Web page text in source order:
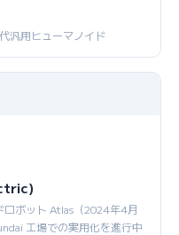
汎用ヒューマノイド
ロボット Atlas（2024年4月
工場での実用化を進行中